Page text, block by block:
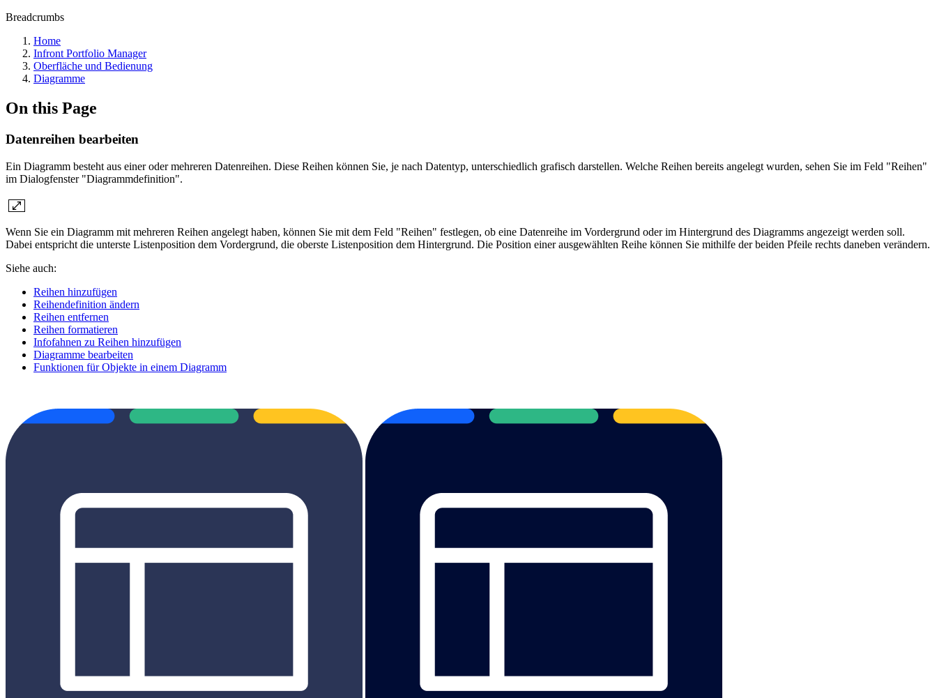
Breadcrumbs
Home
Infront Portfolio Manager
Oberfläche und Bedienung
Diagramme
On this Page
Datenreihen bearbeiten
Ein Diagramm besteht aus einer oder mehreren Datenreihen. Diese Reihen können Sie, je nach Datentyp, unterschiedlich grafisch darstellen. Welche Reihen bereits angelegt wurden, sehen Sie im Feld "Reihen"
im Dialogfenster "Diagrammdefinition".
Wenn Sie ein Diagramm mit mehreren Reihen angelegt haben, können Sie mit dem Feld "Reihen" festlegen, ob eine Datenreihe im Vordergrund oder im Hintergrund des Diagramms angezeigt werden soll.
Dabei entspricht die unterste Listenposition dem Vordergrund, die oberste Listenposition dem Hintergrund. Die Position einer ausgewählten Reihe können Sie mithilfe der beiden Pfeile rechts daneben verändern.
Siehe auch:
Reihen hinzufügen
Reihendefinition ändern
Reihen entfernen
Reihen formatieren
Infofahnen zu Reihen hinzufügen
Diagramme bearbeiten
Funktionen für Objekte in einem Diagramm